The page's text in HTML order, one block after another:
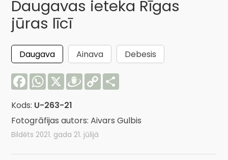
Daugavas ieteka Rīgas
jūras līcī
Daugava Ainava
Debesis
FacebookWhatsApp
X Draugiem
Copy
Link
Kods: U-263-21
Fotogrāfijas autors: Aivars Gulbis
Bildēts 2021. gada 21. jūlijā